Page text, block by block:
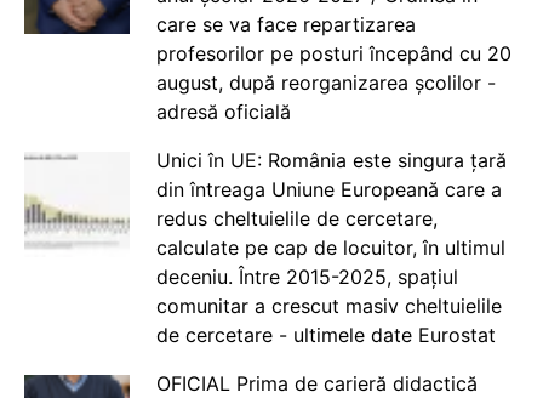
care se va face repartizarea
profesorilor pe posturi începând cu 20
august, după reorganizarea școlilor -
adresă oficială
Unici în UE: România este singura țară
din întreaga Uniune Europeană care a
redus cheltuielile de cercetare,
calculate pe cap de locuitor, în ultimul
deceniu. Între 2015-2025, spațiul
comunitar a crescut masiv cheltuielile
de cercetare - ultimele date Eurostat
OFICIAL Prima de carieră didactică